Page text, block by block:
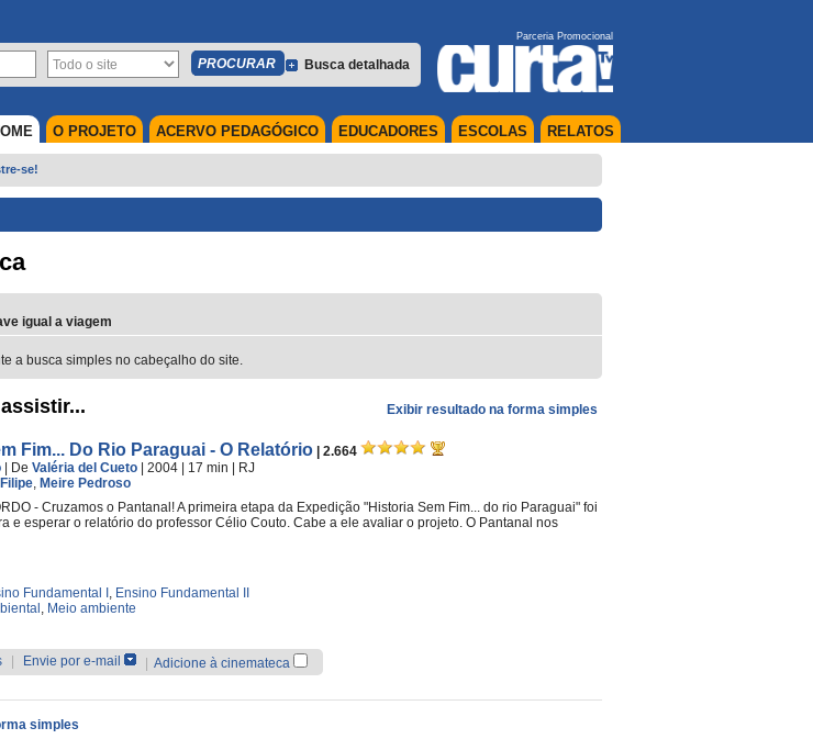
Busca detalhada
Parceria Promocional
RELATOS
ESCOLAS
EDUCADORES
ACERVO PEDAGÓGICO
O PROJETO
se!
igual a viagem
a busca simples no cabeçalho do site.
Exibir resultado na forma simples
Fim... Do Rio Paraguai - O Relatório
| 2.664
De Valéria del Cueto | 2004 | 17 min
RJ
, Meire Pedroso
- Cruzamos o Pantanal! A primeira etapa da Expedição "Historia Sem Fim... do rio Paraguai" foi
e esperar o relatório do professor Célio Couto. Cabe a ele avaliar o projeto. O Pantanal nos
Fundamental I , Ensino Fundamental II
, Meio ambiente
Envie por e-mail Adicione à cinemateca
simples